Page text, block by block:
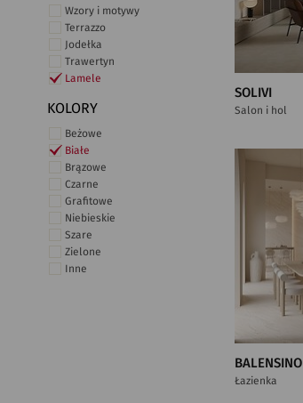
Wzory i motywy
Terrazzo
Jodełka
Trawertyn
Lamele
KOLORY
Beżowe
Białe
Brązowe
Czarne
Grafitowe
Niebieskie
Szare
Zielone
Inne
SOLIVI
Salon i hol
BALENSINO
Łazienka